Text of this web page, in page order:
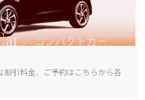
割引料金、ご予約はこちらから各